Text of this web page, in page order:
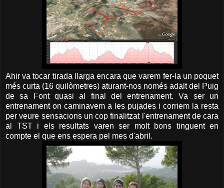
Ahir va tocar tirada llarga encara que varem fer-la un poquet
més curta (16 quilòmetres) aturant-nos només adalt del Puig
de sa Font quasi al final del entrenament. Va ser un
entrenament on caminavem a les pujades i corriem la resta
per veure sensacions un cop finalitzat l'entrenament de cara
al TST i els resultats varen ser molt bons tinguent en
compte el que ens espera pel mes d'abril.